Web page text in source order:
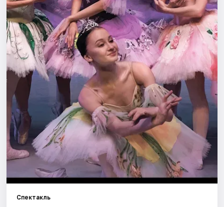
Города
Площадки
Артисты
Рейтинги
Спектакль